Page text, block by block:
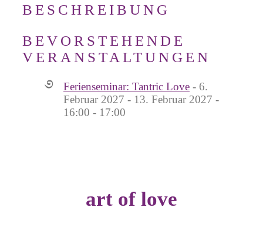
BESCHREIBUNG
BEVORSTEHENDE
VERANSTALTUNGEN
Ferienseminar: Tantric Love - 6.
Februar 2027 - 13. Februar 2027 -
16:00 - 17:00
art of love